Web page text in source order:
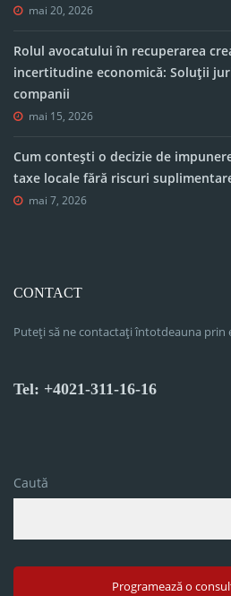
mai 20, 2026
Rolul avocatului în recuperarea
incertitudine economică: Soluții
companii
mai 15, 2026
Cum contești o decizie de
taxe locale fără riscuri
mai 7, 2026
CONTACT
Puteți să ne contactați întotdeauna prin
Tel: +4021-311-16-16
Caută
Programează o